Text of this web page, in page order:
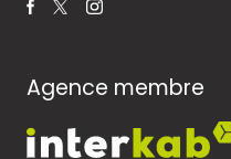
Agence membre